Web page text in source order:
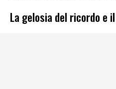
La gelosia del ricordo e